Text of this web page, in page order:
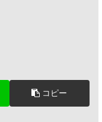
コピー